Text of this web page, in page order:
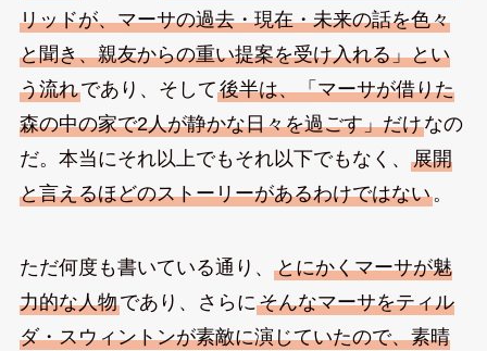
リッドが、マーサの過去・現在・未来の話を色々
と聞き、親友からの重い提案を受け入れる」とい
う流れであり、そして後半は、「マーサが借りた
森の中の家で2人が静かな日々を過ごす」だけなの
だ。本当にそれ以上でもそれ以下でもなく、 展開
と言えるほどのストーリーがあるわけではない。
ただ何度も書いている通り、 とにかくマーサが魅
力的な人物であり、さらにそんなマーサをティル
ダ・スウィントンが素敵に演じていたので、素晴